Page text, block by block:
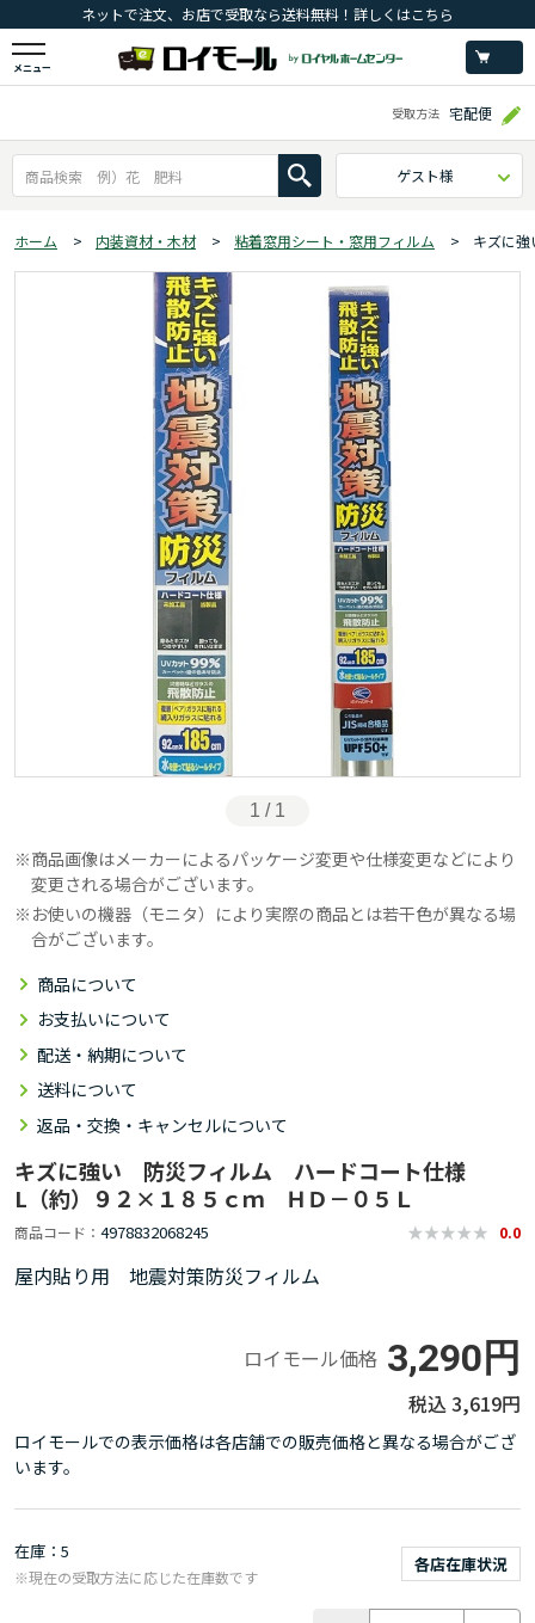
ネットで注文、お店で受取なら送料無料！詳しくはこちら
メニュー
受取方法 宅配便
ゲスト様
ホーム > 内装資材・木材 > 粘着窓用シート・窓用フィルム > キズに
1 / 1
商品画像はメーカーによるパッケージ変更や仕様変更などにより
変更される場合がございます。
お使いの機器（モニタ）により実際の商品とは若干色が異なる場
合がございます。
商品について
お支払いについて
配送・納期について
送料について
返品・交換・キャンセルについて
キズに強い 防災フィルム ハードコート仕様
L（約）９２×１８５ｃｍ ＨＤ－０５Ｌ
商品コード 4978832068245 0.0
屋内貼り用 地震対策防災フィルム
ロイモール価格 3,290円
3,619円
ロイモールでの表示価格は各店舗での販売価格と異なる場合がござ
います。
在庫 5
各店在庫状況
※現在の受取方法に応じた在庫数です